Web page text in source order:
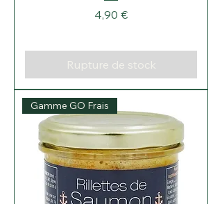
Prix
4,90 €
Rupture de stock
Gamme GO Frais